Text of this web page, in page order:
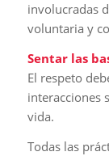
involucradas
voluntaria y
Sentar las
El respeto
interacciones
vida.
Todas las